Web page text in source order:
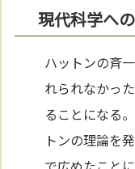
現代科学へ
ハットンの斉
れられなかっ
ることになる
トンの理論を